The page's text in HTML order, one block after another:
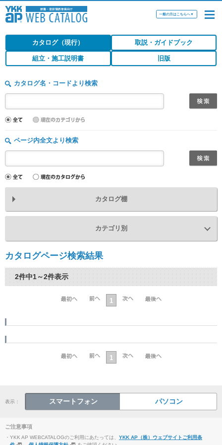
一般の方はこちらへ▼
カタログ（現行） 取説・ガイドブック
組立・施工説明書 旧版
カタログ名・コードより検索
ページ内全文より検索
カタログ棚
カテゴリ別
カタログページ検索結果
2件中1～2件表示
1
1
表示： スマートフォン パソコン
ご注意事項
・YKK AP WEBCATALOGのご利用にあたっては、 YKK AP（株）ウェブサイトご利用条